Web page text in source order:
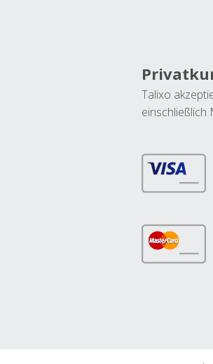
Talixo
einschließlich